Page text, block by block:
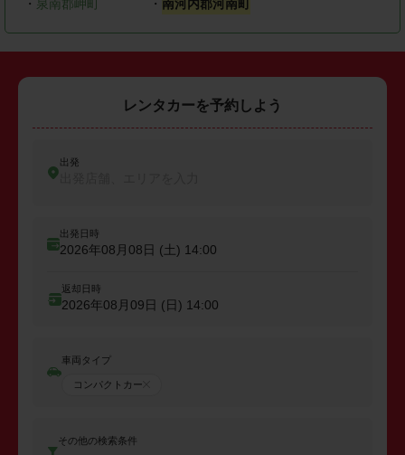
・ 泉南郡岬町 ・ 南河内郡河南町
レンタカーを予約しよう
出発
出発日時
2026年08月08日 (土) 14:00
返却日時
2026年08月09日 (日) 14:00
車両タイプ
コンパクトカー
その他の検索条件